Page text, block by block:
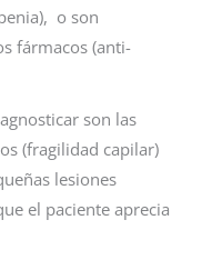
o son
fármacos (anti-
son las
(fragilidad capilar)
lesiones
el paciente aprecia